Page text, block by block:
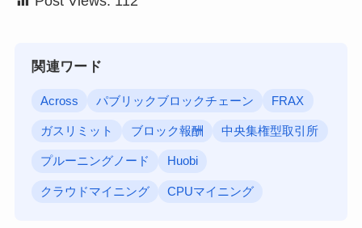
関連ワード
Across パブリックブロックチェーン FRAX
ガスリミット ブロック報酬 中央集権型取引所
プルーニングノード Huobi
クラウドマイニング CPUマイニング